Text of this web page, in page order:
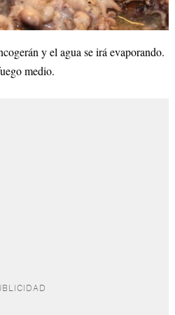
y el agua se irá evaporando.
medio.